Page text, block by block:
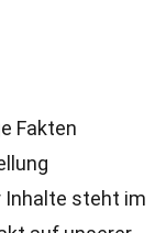
Fakten
Inhalte steht im